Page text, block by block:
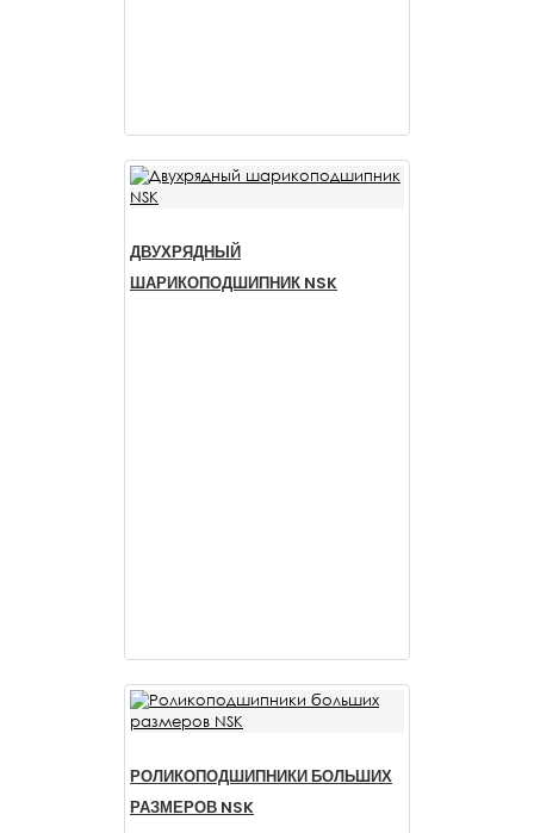
ДВУХРЯДНЫЙ
ШАРИКОПОДШИПНИК NSK
РОЛИКОПОДШИПНИКИ БОЛЬШИХ
РАЗМЕРОВ NSK